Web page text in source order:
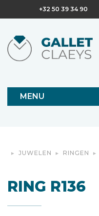
+32 50 39 34 90
MENU
JUWELEN RINGEN
RING R136